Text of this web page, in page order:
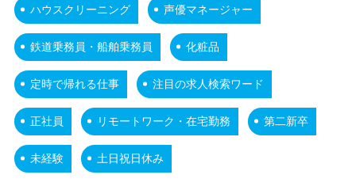
ハウスクリーニング 声優マネージャー
鉄道乗務員・船舶乗務員 化粧品
定時で帰れる仕事 注目の求人検索ワード
正社員 リモートワーク・在宅勤務 第二新卒
未経験 土日祝日休み